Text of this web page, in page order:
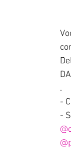
.
-
-